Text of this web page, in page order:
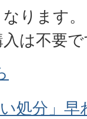
ります。
は不要
処分」早